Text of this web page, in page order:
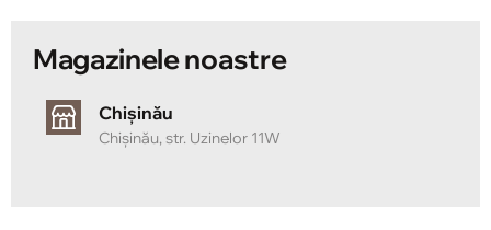
Magazinele noastre
Chișinău
Chișinău, str. Uzinelor 11W